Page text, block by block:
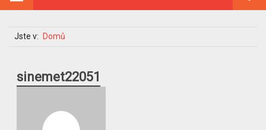
Jste v: Domů
sinemet22051